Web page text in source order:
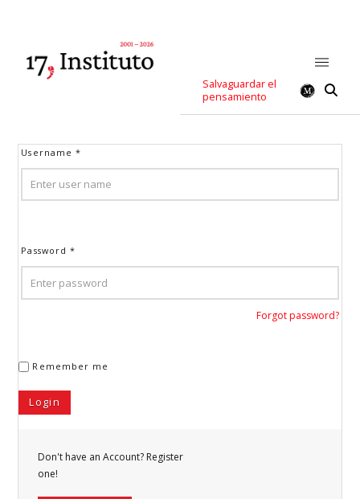
Salvaguardar el
pensamiento
Username*
Password*
Forgot password?
Remember me
Don't have an Account? Register
one!